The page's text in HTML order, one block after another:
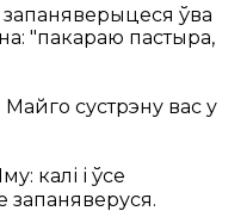
ўва
"пакараю пастыра,
сустрэну вас у
калі і ўсе
запаняверуся.